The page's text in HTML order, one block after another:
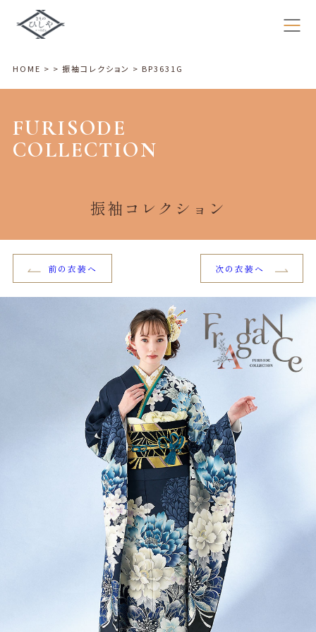
HOME > > 振袖コレクション > BP3631G
FURISODE
COLLECTION
振袖コレクション
前の衣装へ 次の衣装へ